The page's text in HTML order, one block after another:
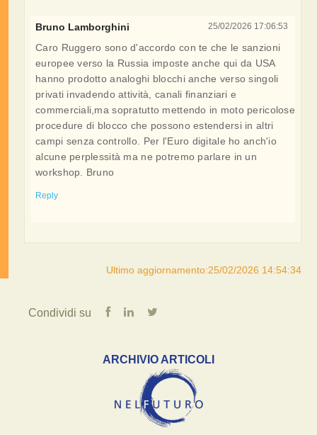
25/02/2026 17:06:53
Bruno Lamborghini
Caro Ruggero sono d'accordo con te che le sanzioni
europee verso la Russia imposte anche qui da USA
hanno prodotto analoghi blocchi anche verso singoli
privati invadendo attività, canali finanziari e
commerciali,ma sopratutto mettendo in moto pericolose
procedure di blocco che possono estendersi in altri
campi senza controllo. Per l'Euro digitale ho anch'io
alcune perplessità ma ne potremo parlare in un
workshop. Bruno
Reply
Ultimo aggiornamento:25/02/2026 14:54:34
Condividi su
ARCHIVIO ARTICOLI